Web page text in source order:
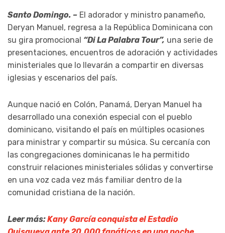
Santo Domingo. – El adorador y ministro panameño,
Deryan Manuel, regresa a la República Dominicana con
su gira promocional “Di La Palabra Tour”, una serie de
presentaciones, encuentros de adoración y actividades
ministeriales que lo llevarán a compartir en diversas
iglesias y escenarios del país.
Aunque nació en Colón, Panamá, Deryan Manuel ha
desarrollado una conexión especial con el pueblo
dominicano, visitando el país en múltiples ocasiones
para ministrar y compartir su música. Su cercanía con
las congregaciones dominicanas le ha permitido
construir relaciones ministeriales sólidas y convertirse
en una voz cada vez más familiar dentro de la
comunidad cristiana de la nación.
Leer más:Kany García conquista el Estadio